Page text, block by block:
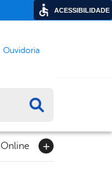
Ouvidoria
ACESSIBILIDADE